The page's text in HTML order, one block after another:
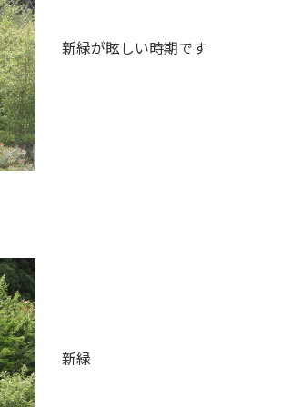
新緑が眩しい時期です
新緑